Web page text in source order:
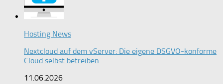
Hosting News
Nextcloud auf dem vServer: Die eigene DSGVO-konforme
Cloud selbst betreiben
11.06.2026